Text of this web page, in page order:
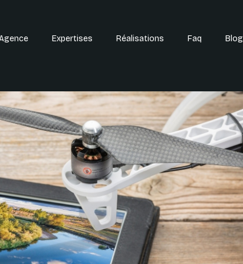
Expertises Réalisations Faq Blog